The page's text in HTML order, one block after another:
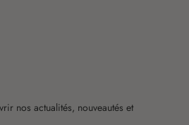
nos actualités, nouveautés et